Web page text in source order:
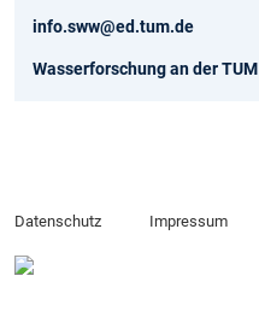
info.sww@ed.tum.de
Wasserforschung an der TUM
Datenschutz Impressum